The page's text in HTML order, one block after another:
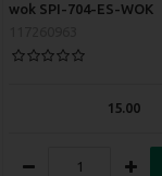
wok SPI-704-ES-WOK
15.00